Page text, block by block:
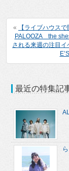
«
【ライブハウス
PALOOZA the
される来週の注目
最近の特集記